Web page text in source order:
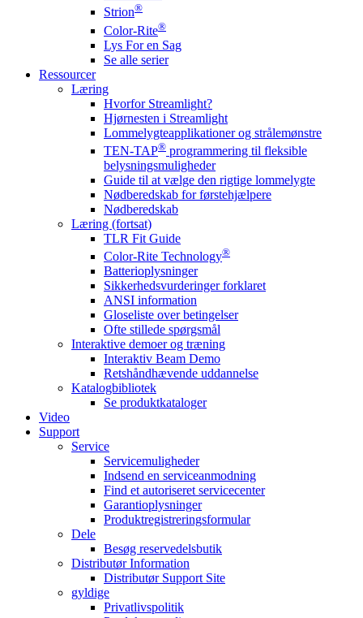
Strion®
Color-Rite®
Lys For en Sag
Se alle serier
Ressourcer
Læring
Hvorfor Streamlight?
Hjørnesten i Streamlight
Lommelygteapplikationer og strålemønstre
TEN-TAP® programmering til fleksible
belysningsmuligheder
Guide til at vælge den rigtige lommelygte
Nødberedskab for førstehjælpere
Nødberedskab
Læring (fortsat)
TLR Fit Guide
Color-Rite Technology®
Batterioplysninger
Sikkerhedsvurderinger forklaret
ANSI information
Gloseliste over betingelser
Ofte stillede spørgsmål
Interaktive demoer og træning
Interaktiv Beam Demo
Retshåndhævende uddannelse
Katalogbibliotek
Se produktkataloger
Video
Support
Service
Servicemuligheder
Indsend en serviceanmodning
Find et autoriseret servicecenter
Garantioplysninger
Produktregistreringsformular
Dele
Besøg reservedelsbutik
Distributør Information
Distributør Support Site
gyldige
Privatlivspolitik